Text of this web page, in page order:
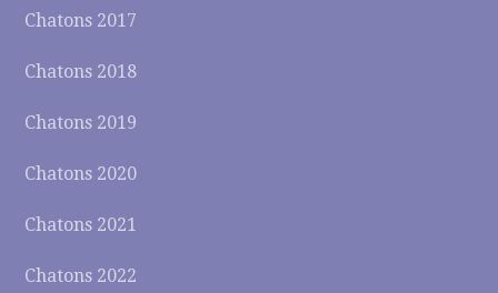
Chatons 2017
Chatons 2018
Chatons 2019
Chatons 2020
Chatons 2021
Chatons 2022